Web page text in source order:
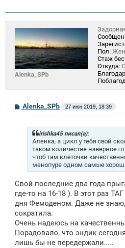
Alenka_SPb
Пол:
Стаж
Откуда:
С
Alenka_SPb 27 июн 2019, 18:39
irishka45 писал(а):
Аленка, а цикл у тебя свой
таком количестве наверное
чтоб там клеточки
менопуре одном самые
Свой последние два года
где-то на 16-18 ). В этот раз
дня Фемоденом. Даже не
сократила.
Очень надеюсь на
Порадовало, что эндик
лишь бы не передержали.....